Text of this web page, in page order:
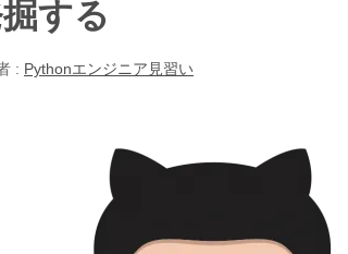
する
: Pythonエンジニア見習い